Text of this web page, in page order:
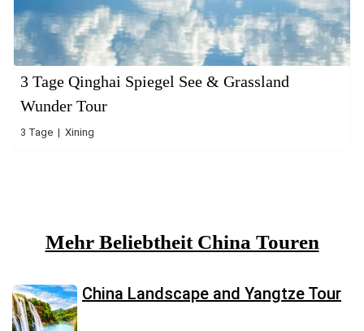
3 Tage Qinghai Spiegel See & Grassland
Wunder Tour
3 Tage | Xining
Mehr Beliebtheit China Touren
China Landscape and Yangtze Tour